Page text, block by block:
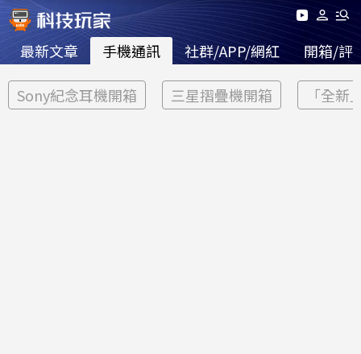
最新文章 手機通訊 社群/APP/網紅 開箱/評
Sony紀念耳機開箱 三星摺疊機開箱 「全新